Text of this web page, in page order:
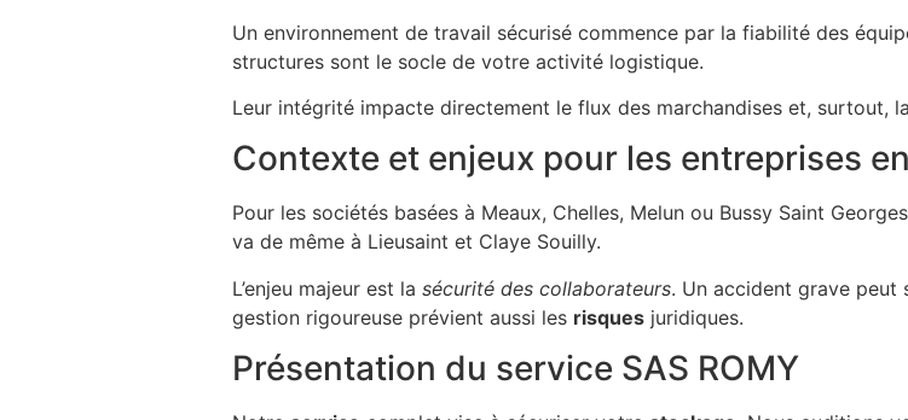
Un environnement de travail sécurisé commence par la fiabilité des
structures sont le socle de votre activité logistique.
Leur intégrité impacte directement le flux des marchandises et, surtout,
Contexte et enjeux pour les entreprises
Pour les sociétés basées à Meaux, Chelles, Melun ou Bussy Saint
va de même à Lieusaint et Claye Souilly.
L’enjeu majeur est la sécurité des collaborateurs. Un accident grave peut
gestion rigoureuse prévient aussi les risques juridiques.
Présentation du service SAS ROMY